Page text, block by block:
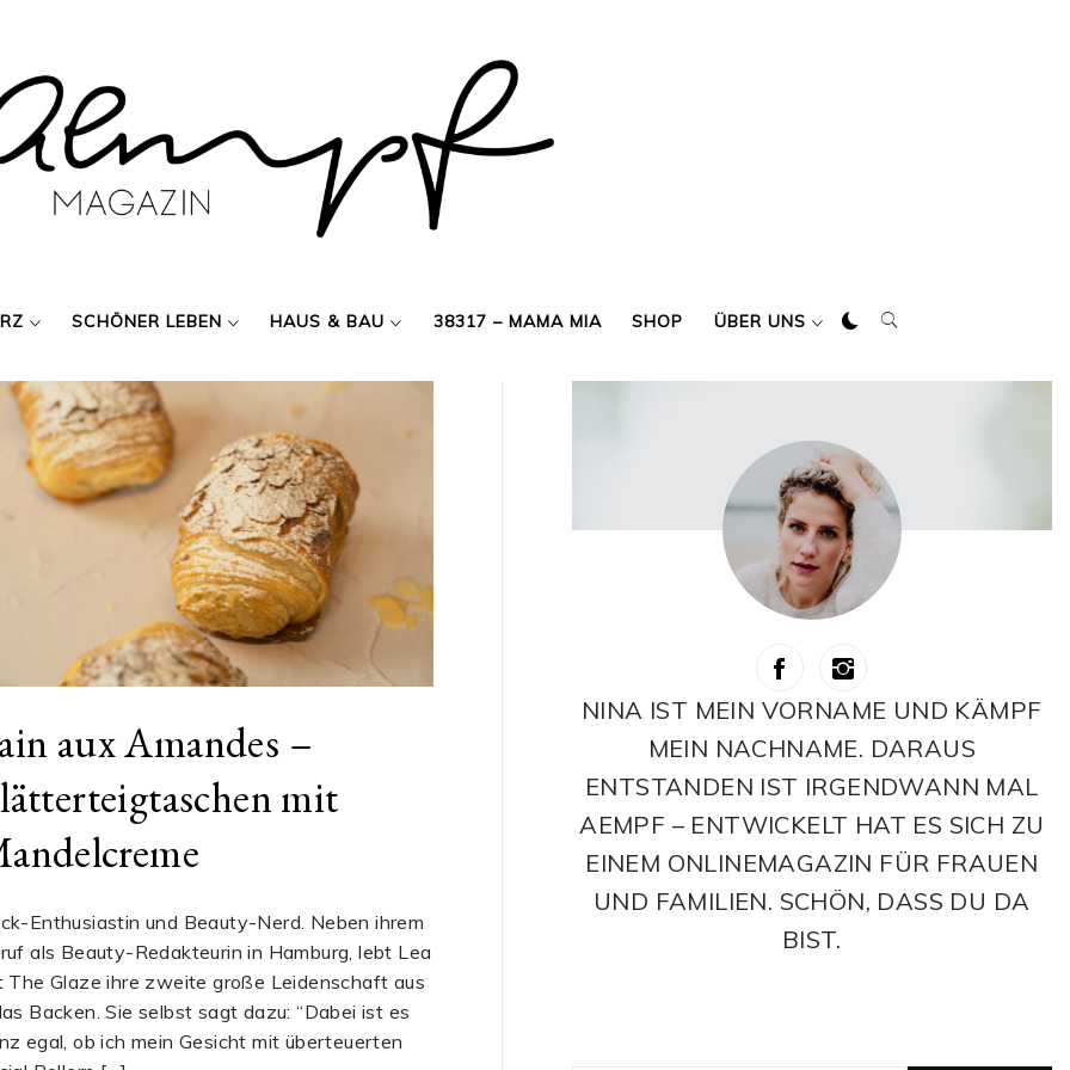
SCHÖNER LEBEN HAUS & BAU 38317 – MAMA MIA SHOP ÜBER UNS
aux Amandes –
mit
Enthusiastin und Beauty-Nerd. Neben ihrem
als Beauty-Redakteurin in Hamburg, lebt Lea
The Glaze ihre zweite große Leidenschaft aus
Backen. Sie selbst sagt dazu: “Dabei ist es
egal, ob ich mein Gesicht mit überteuerten
NINA IST MEIN VORNAME UND KÄMPF
MEIN NACHNAME. DARAUS
ENTSTANDEN IST IRGENDWANN MAL
AEMPF – ENTWICKELT HAT ES SICH ZU
EINEM ONLINEMAGAZIN FÜR FRAUEN
UND FAMILIEN. SCHÖN, DASS DU DA
BIST.